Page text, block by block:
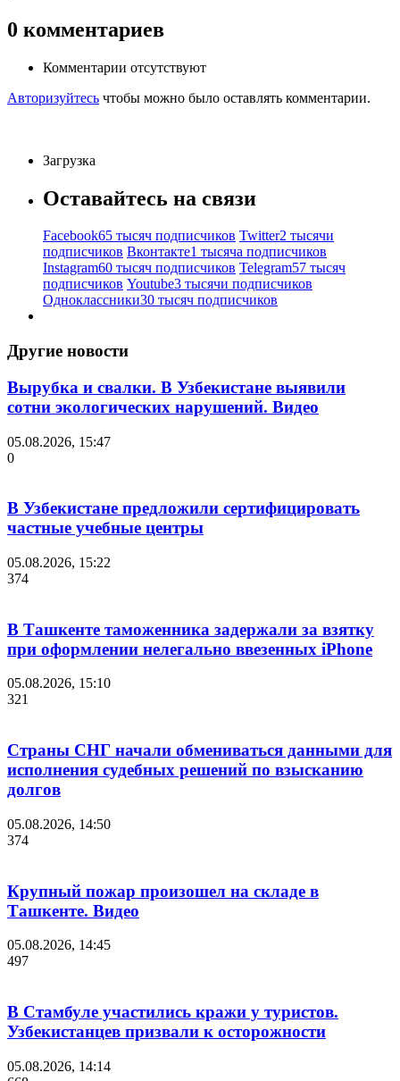
0 комментариев
Комментарии отсутствуют
Авторизуйтесь чтобы можно было оставлять комментарии.
Загрузка
Оставайтесь на связи
Facebook65 тысяч подписчиков Twitter2 тысячи
подписчиков Вконтакте1 тысяча подписчиков
Instagram60 тысяч подписчиков Telegram57 тысяч
подписчиков Youtube3 тысячи подписчиков
Одноклассники30 тысяч подписчиков
Другие новости
Вырубка и свалки. В Узбекистане выявили
сотни экологических нарушений. Видео
05.08.2026, 15:47
0
В Узбекистане предложили сертифицировать
частные учебные центры
05.08.2026, 15:22
374
В Ташкенте таможенника задержали за взятку
при оформлении нелегально ввезенных iPhone
05.08.2026, 15:10
321
Страны СНГ начали обмениваться данными для
исполнения судебных решений по взысканию
долгов
05.08.2026, 14:50
374
Крупный пожар произошел на складе в
Ташкенте. Видео
05.08.2026, 14:45
497
В Стамбуле участились кражи у туристов.
Узбекистанцев призвали к осторожности
05.08.2026, 14:14